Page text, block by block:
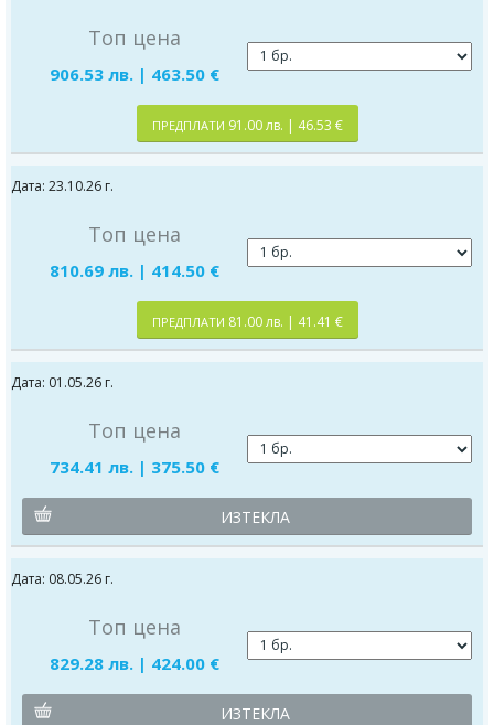
Топ цена
906.53 лв. | 463.50 €
ПРЕДПЛАТИ 91.00 лв. | 46.53 €
Дата: 23.10.26 г.
Топ цена
810.69 лв. | 414.50 €
ПРЕДПЛАТИ 81.00 лв. | 41.41 €
Дата: 01.05.26 г.
Топ цена
734.41 лв. | 375.50 €
ИЗТЕКЛА
Дата: 08.05.26 г.
Топ цена
829.28 лв. | 424.00 €
ИЗТЕКЛА